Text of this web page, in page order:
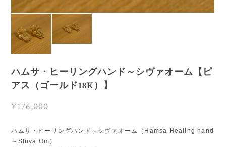
ハムサ・ヒーリングハンド～シヴァオーム【ピ
アス（ゴールド18K）】
¥176,000
ハムサ・ヒーリングハンド～シヴァオーム（Hamsa Healing hand
～Shiva Om）